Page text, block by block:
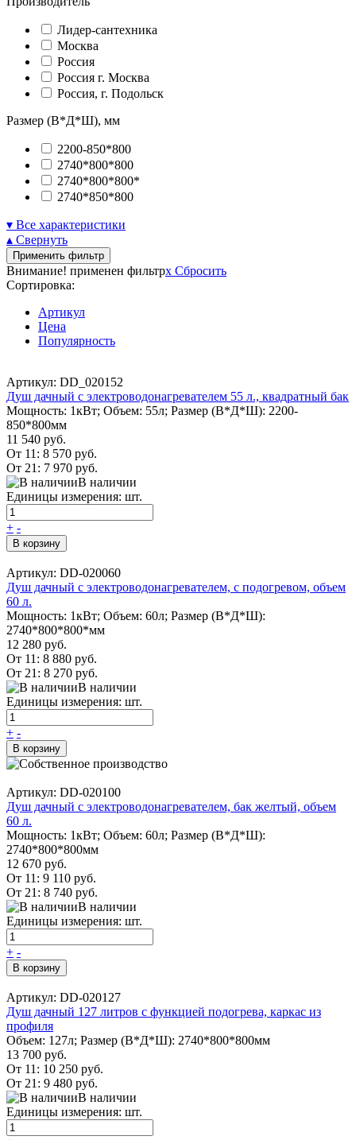
Лидер-сантехника
Москва
Россия
Россия г. Москва
Россия, г. Подольск
Размер (В*Д*Ш), мм
2200-850*800
2740*800*800
2740*800*800*
2740*850*800
▾ Все характеристики
▴ Свернуть
Применить фильтр
Внимание! применен фильтрx Сбросить
Сортировка:
Артикул
Цена
Популярность
Артикул: DD_020152
Душ дачный с электроводонагревателем 55 л., квадратный бак
Мощность: 1кВт; Объем: 55л; Размер (В*Д*Ш): 2200-
850*800мм
11 540 руб.
От 11: 8 570 руб.
От 21: 7 970 руб.
В наличии
Единицы измерения: шт.
+ -
В корзину
Артикул: DD-020060
Душ дачный с электроводонагревателем, с подогревом, объем
60 л.
Мощность: 1кВт; Объем: 60л; Размер (В*Д*Ш):
2740*800*800*мм
12 280 руб.
От 11: 8 880 руб.
От 21: 8 270 руб.
В наличии
Единицы измерения: шт.
+ -
В корзину
Артикул: DD-020100
Душ дачный с электроводонагревателем, бак желтый, объем
60 л.
Мощность: 1кВт; Объем: 60л; Размер (В*Д*Ш):
2740*800*800мм
12 670 руб.
От 11: 9 110 руб.
От 21: 8 740 руб.
В наличии
Единицы измерения: шт.
+ -
В корзину
Артикул: DD-020127
Душ дачный 127 литров с функцией подогрева, каркас из
профиля
Объем: 127л; Размер (В*Д*Ш): 2740*800*800мм
13 700 руб.
От 11: 10 250 руб.
От 21: 9 480 руб.
В наличии
Единицы измерения: шт.